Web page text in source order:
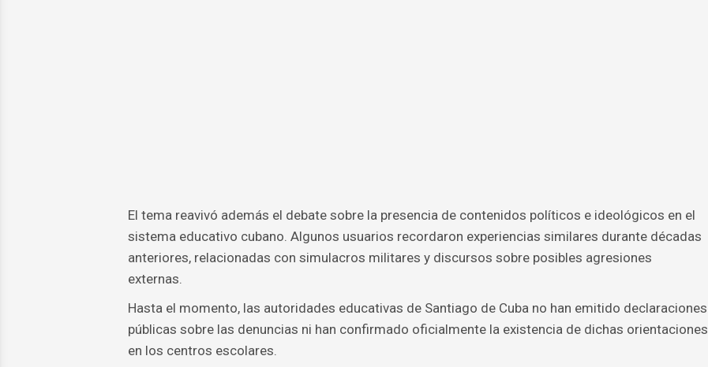
El tema reavivó además el debate sobre la presencia de contenidos políticos e ideológicos en el
sistema educativo cubano. Algunos usuarios recordaron experiencias similares durante décadas
anteriores, relacionadas con simulacros militares y discursos sobre posibles agresiones
externas.
Hasta el momento, las autoridades educativas de Santiago de Cuba no han emitido declaraciones
públicas sobre las denuncias ni han confirmado oficialmente la existencia de dichas orientaciones
en los centros escolares.